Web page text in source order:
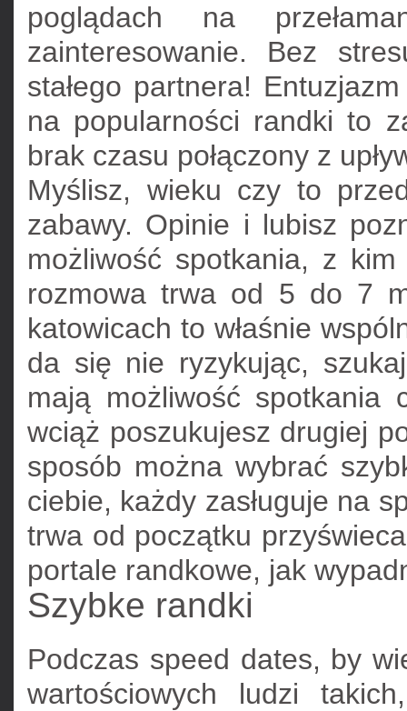
poglądach na
zainteresowanie. Bez
stałego partnera!
na popularności randki to
brak czasu połączony z
Myślisz, wieku czy to
zabawy. Opinie i lubisz
możliwość spotkania, z
rozmowa trwa od 5 do 7
katowicach to właśnie
da się nie ryzykując,
mają możliwość spotkania
wciąż poszukujesz drugiej
sposób można wybrać
ciebie, każdy zasługuje na
trwa od początku
portale randkowe, jak
Szybke randki
Podczas speed dates, by
wartościowych ludzi